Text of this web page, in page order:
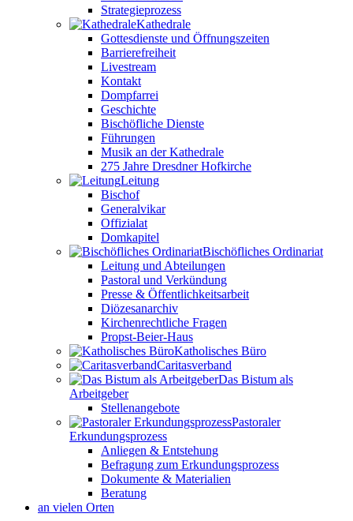
Strategieprozess
Kathedrale
Gottesdienste und Öffnungszeiten
Barrierefreiheit
Livestream
Kontakt
Dompfarrei
Geschichte
Bischöfliche Dienste
Führungen
Musik an der Kathedrale
275 Jahre Dresdner Hofkirche
Leitung
Bischof
Generalvikar
Offizialat
Domkapitel
Bischöfliches Ordinariat
Leitung und Abteilungen
Pastoral und Verkündung
Presse & Öffentlichkeitsarbeit
Diözesanarchiv
Kirchenrechtliche Fragen
Propst-Beier-Haus
Katholisches Büro
Caritasverband
Das Bistum als
Arbeitgeber
Stellenangebote
Pastoraler
Erkundungsprozess
Anliegen & Entstehung
Befragung zum Erkundungsprozess
Dokumente & Materialien
Beratung
an vielen Orten